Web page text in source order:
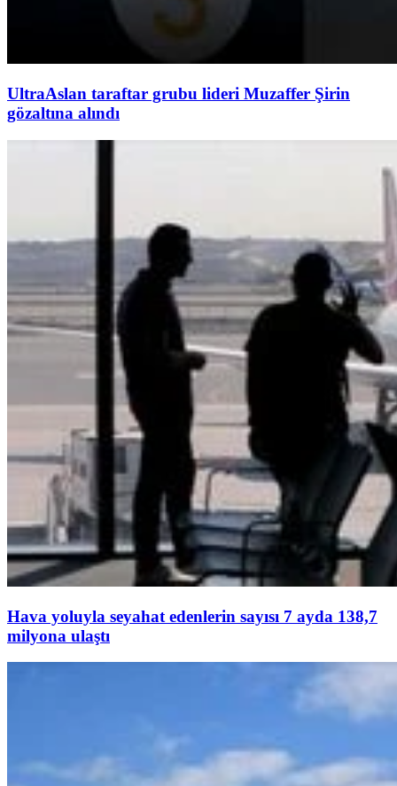
UltraAslan taraftar grubu lideri Muzaffer Şirin
gözaltına alındı
Hava yoluyla seyahat edenlerin sayısı 7 ayda 138,7
milyona ulaştı